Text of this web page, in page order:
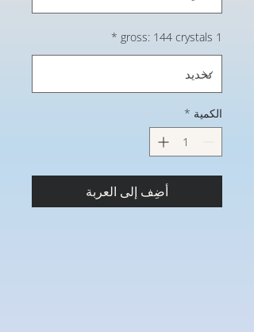
1 gross: 144 crystals
*
الكمية *
أضِف إلى العربة